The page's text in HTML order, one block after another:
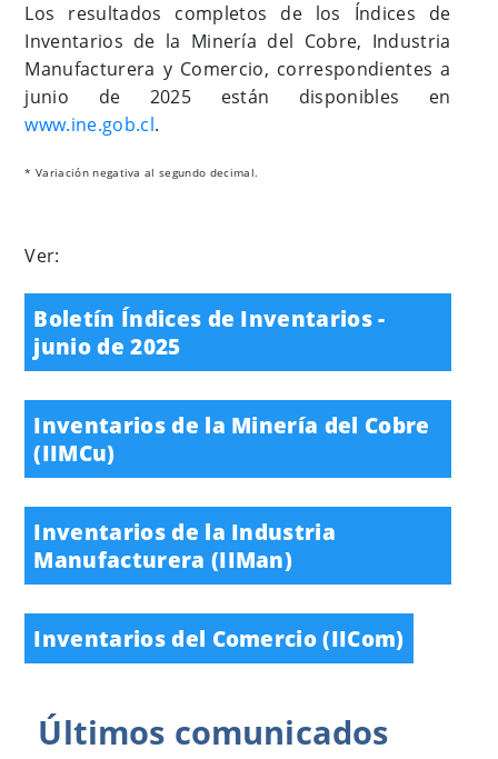
Los resultados completos de los Índices de
Inventarios de la Minería del Cobre, Industria
Manufacturera y Comercio, correspondientes a
junio de 2025 están disponibles en
www.ine.gob.cl.
* Variación negativa al segundo decimal.
Ver:
Boletín Índices de Inventarios -
junio de 2025
Inventarios de la Minería del Cobre
(IIMCu)
Inventarios de la Industria
Manufacturera (IIMan)
Inventarios del Comercio (IICom)
Últimos comunicados